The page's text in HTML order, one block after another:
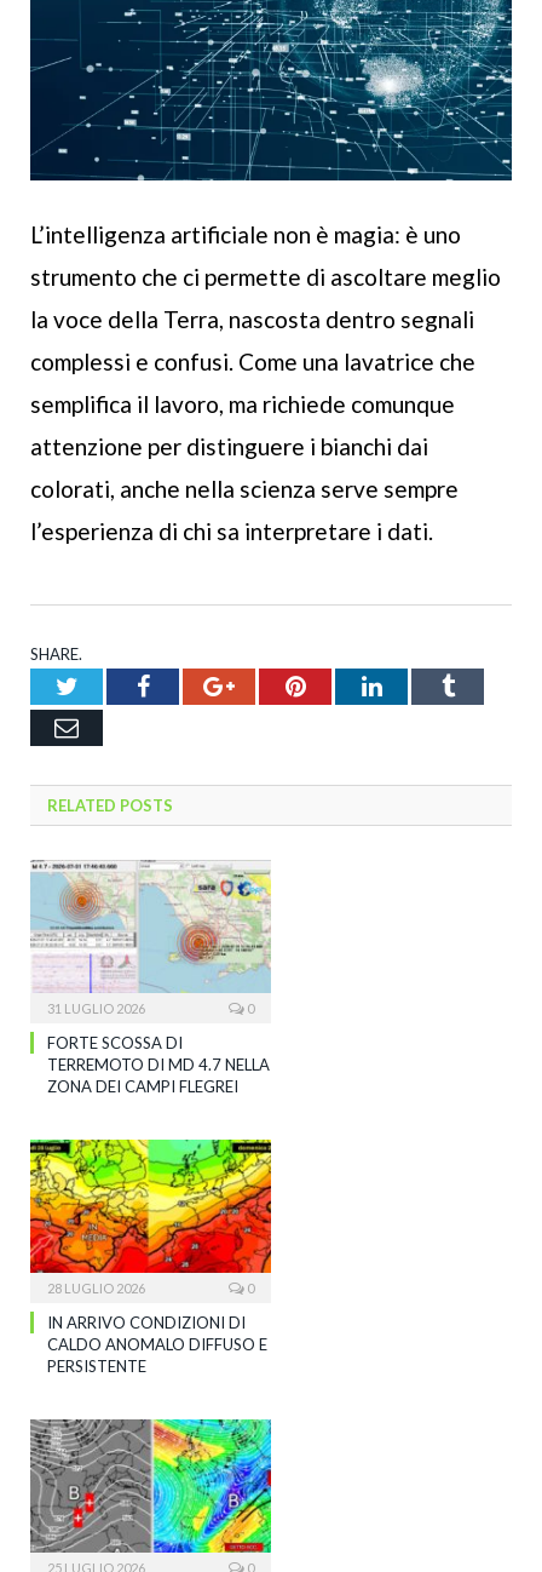
L’intelligenza artificiale non è magia: è uno
strumento che ci permette di ascoltare meglio
la voce della Terra, nascosta dentro segnali
complessi e confusi. Come una lavatrice che
semplifica il lavoro, ma richiede comunque
attenzione per distinguere i bianchi dai
colorati, anche nella scienza serve sempre
l’esperienza di chi sa interpretare i dati.
SHARE.
TwitterFacebookGoogle+PinterestLinkedInTumblr
Email
RELATED POSTS
31 LUGLIO 2026 0
FORTE SCOSSA DI
TERREMOTO DI MD 4.7 NELLA
ZONA DEI CAMPI FLEGREI
28 LUGLIO 2026 0
IN ARRIVO CONDIZIONI DI
CALDO ANOMALO DIFFUSO E
PERSISTENTE
25 LUGLIO 2026 0